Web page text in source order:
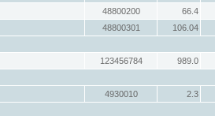
48800200
66.4
48800301
106.04
123456784
989.0
4930010
2.3